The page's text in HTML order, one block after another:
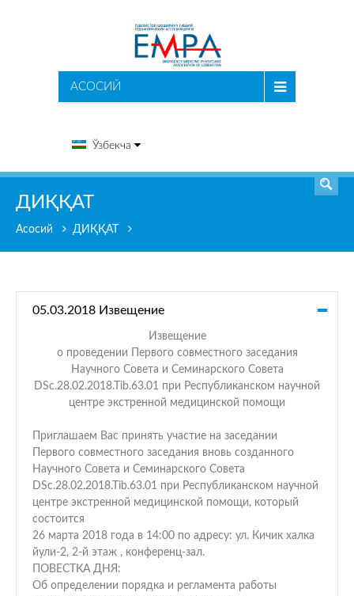
АСОСИЙ
Ўзбекча
ҚИДИРУВ
ДИҚҚАТ
Асосий ДИҚҚАТ
05.03.2018 Извещение
Извещение
о проведении Первого совместного заседания
Научного Совета и Семинарского Совета
DSc.28.02.2018.Tib.63.01 при Республиканском научной
центре экстренной медицинской помощи
Приглашаем Вас принять участие на заседании
Первого совместного заседания вновь созданного
Научного Совета и Семинарского Совета
DSc.28.02.2018.Tib.63.01 при Республиканском научной
центре экстренной медицинской помощи, который
состоится
26 марта 2018 года в 14:00 по адресу: ул. Кичик халка
йули-2, 2-й этаж , конференц-зал.
ПОВЕСТКА ДНЯ:
Об определении порядка и регламента работы